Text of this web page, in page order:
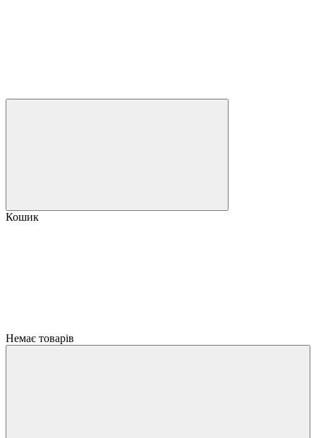
Кошик
Немає товарів